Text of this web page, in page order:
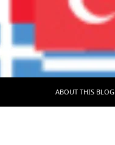
ABOUT THIS BLOG